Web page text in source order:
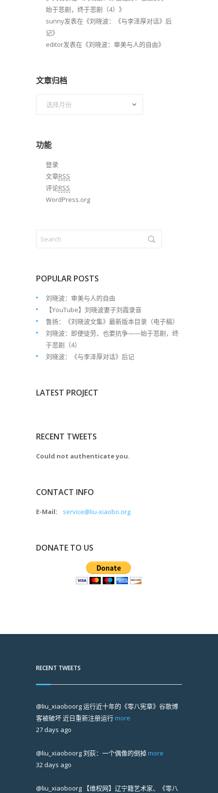
始于悲剧，终于悲剧（4） 》
sunny发表在《刘晓波：《与李泽厚对话》后
记》
editor发表在《刘晓波：审美与人的自由》
文章归档
功能
登录
文章RSS
评论RSS
WordPress.org
POPULAR POSTS
刘晓波：审美与人的自由
【YouTube】刘晓波妻子刘霞录音
鲁扬：《刘晓波文集》最新版本目录（电子稿）
刘晓波：即便徒劳、也要抗争——始于悲剧，终
于悲剧（4）
刘晓波：《与李泽厚对话》后记
LATEST PROJECT
RECENT TWEETS
Could not authenticate you.
CONTACT INFO
E-Mail: service@liu-xiaobo.org
DONATE TO US
RECENT TWEETS
@liu_xiaoboorg运行近十年的《零八宪章》谷歌博
客被破坏 近日重新注册运行 more
27 days ago
@liu_xiaoboorg刘荻：一个偶像的倒掉 more
32 days ago
@liu_xiaoboorg 【维权网】辽宁籍艺术家、《零八